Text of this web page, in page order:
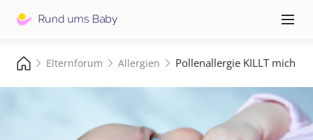
≡
Elternforum Allergien Pollenallergie KILLT mich